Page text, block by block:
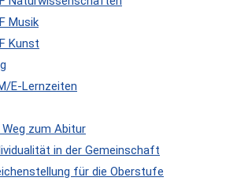
Musik
Kunst
E-Lernzeiten
zum Abitur
in der Gemeinschaft
für die Oberstufe